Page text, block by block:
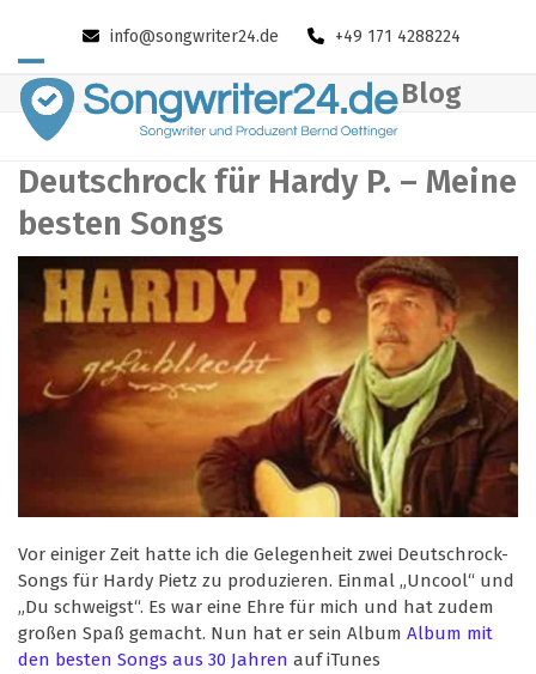
content
info@songwriter24.de +49 171 4288224
Open
mobile
menu
Close
mobile
menu
Blog
Deutschrock für Hardy P. – Meine
besten Songs
Vor einiger Zeit hatte ich die Gelegenheit zwei Deutschrock-
Songs für Hardy Pietz zu produzieren. Einmal „Uncool“ und
„Du schweigst“. Es war eine Ehre für mich und hat zudem
großen Spaß gemacht. Nun hat er sein Album Album mit
den besten Songs aus 30 Jahren auf iTunes